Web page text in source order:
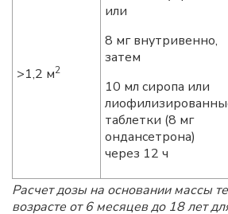
>1,2 м2
или
8 мг внутривенно,
затем
10 мл сиропа или
таблетки (8 мг
ондансетрона)
через 12 ч
Расчет дозы на основании массы
возрасте от 6 месяцев до 18 лет